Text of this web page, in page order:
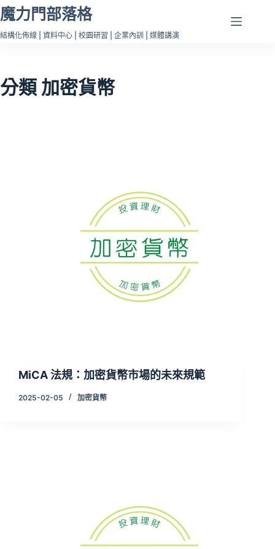
跳
至
主
容
魔力門部落格
結構化佈線 | 資料中心 | 校園研習 | 企業內訓 | 媒體講演
分類 加密貨幣
MiCA 法規：加密貨幣市場的未來規範
2025-02-05 加密貨幣